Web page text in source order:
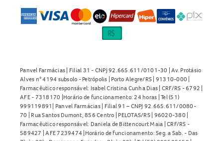
Panvel Farmácias | Filial 31 - CNPJ 92.665.611/0101-30 | Av. Protásio
Alves n° 4194 subsolo - Petrópolis | Porto Alegre/RS | 91310-000 |
Farmacêutico responsável: Isabel Cristina Cunha Dias | CRF/RS - 6792 |
AFE - 7318170 |Horário de funcionamento: 24 horas | Tel (51)
999119891| Panvel Farmácias | Filial 91 – CNPJ 92.665.611/0080-
70 | Rua Santos Dumont, 856 Centro | PELOTAS/RS | 96020-380 |
Farmacêutico responsável: Daniela de Bittencourt Maia | CRF/RS -
589427 | AFE 7239474 |Horário de funcionamento: Seg. a Sab. - Das